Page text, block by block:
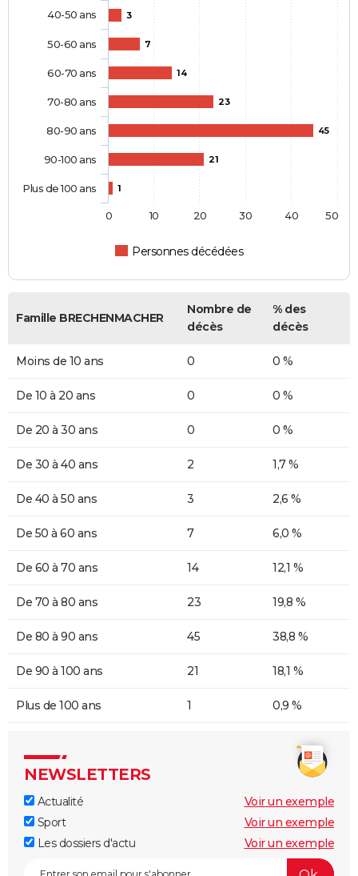
3
7
14
23
45
21
1
Personnes décédées
40-50 ans
50-60 ans
60-70 ans
70-80 ans
80-90 ans
90-100 ans
Plus de 100 ans
0 10 20 30 40 50
Famille BRECHENMACHER
Nombre de
décès
% des
décès
Moins de 10 ans 0 0 %
De 10 à 20 ans 0 0 %
De 20 à 30 ans 0 0 %
De 30 à 40 ans 2 1,7 %
De 40 à 50 ans 3 2,6 %
De 50 à 60 ans 7 6,0 %
De 60 à 70 ans 14 12,1 %
De 70 à 80 ans 23 19,8 %
De 80 à 90 ans 45 38,8 %
De 90 à 100 ans 21 18,1 %
Plus de 100 ans 1 0,9 %
NEWSLETTERS
Actualité
Voir un exemple
Sport
Voir un exemple
Les dossiers d'actu
Voir un exemple